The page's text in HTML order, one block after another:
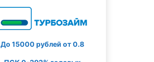
До 15000 рублей от 0.8